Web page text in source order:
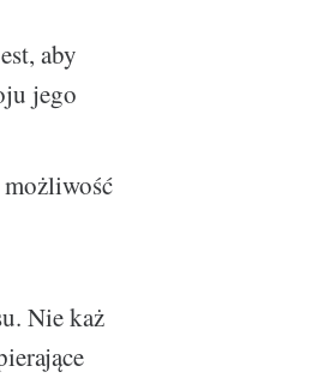
aby
jego
Nie każ